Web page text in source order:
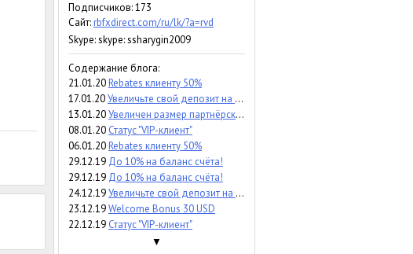
Подписчиков:173
Сайт:rbfxdirect.com/ru/lk/?a=rvd
Skype: skype: ssharygin2009
Содержание блога:
21.01.20Rebates клиенту 50%
17.01.20Увеличьте свой депозит на 50%
13.01.20Увеличен размер партнёрской комиссии RoboForex
08.01.20 Статус "VIP-клиент"
06.01.20Rebates клиенту 50%
29.12.19 До 10% на баланс счёта!
29.12.19 До 10% на баланс счёта!
24.12.19Увеличьте свой депозит на 50%
23.12.19Welcome Bonus 30 USD
22.12.19 Статус "VIP-клиент"
▼